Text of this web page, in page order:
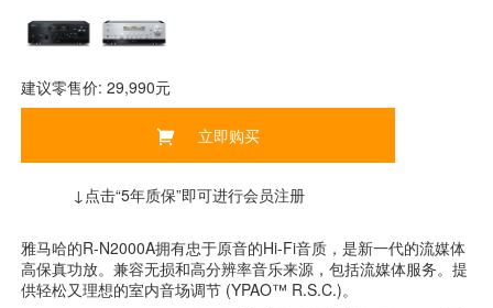
建议零售价: 29,990元
立即购买
↓点击“5年质保”即可进行会员注册
雅马哈的R-N2000A拥有忠于原音的Hi-Fi音质，是新一代的流媒体
高保真功放。兼容无损和高分辨率音乐来源，包括流媒体服务。提
供轻松又理想的室内音场调节 (YPAO™ R.S.C.)。